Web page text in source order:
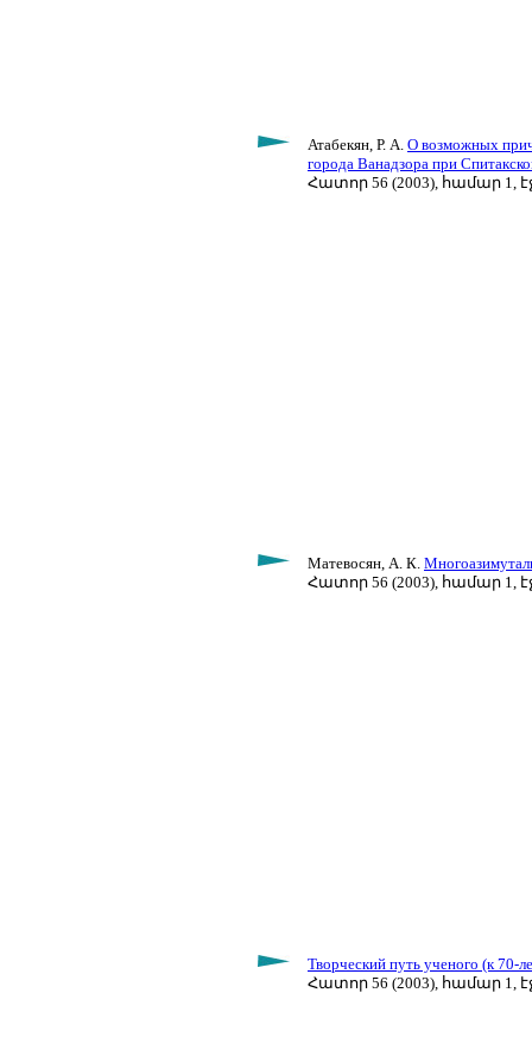
Атабекян, Р. А. О возможных
города Ванадзора при
Հատոր 56 (2003), համար 1,
Матевосян, А. К.
Հատոր 56 (2003), համար 1,
Творческий путь ученого (к
Հատոր 56 (2003), համար 1,